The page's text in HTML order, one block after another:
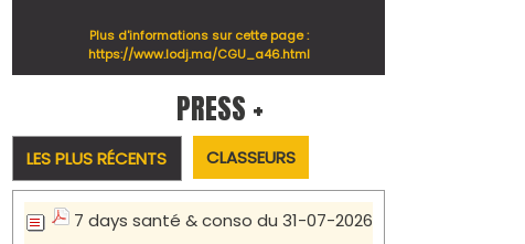
Plus d'informations sur cette page :
https://www.lodj.ma/CGU_a46.html
PRESS +
LES PLUS RÉCENTS CLASSEURS
7 days santé & conso du 31-07-2026